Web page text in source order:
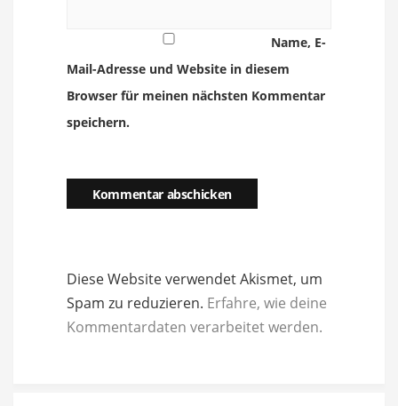
Name, E-
Mail-Adresse und Website in diesem
Browser für meinen nächsten Kommentar
speichern.
Diese Website verwendet Akismet, um
Spam zu reduzieren. Erfahre, wie deine
Kommentardaten verarbeitet werden.